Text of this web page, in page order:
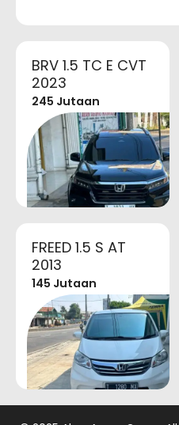
BRV 1.5 TC E CVT
2023
245 Jutaan
FREED 1.5 S AT
2013
145 Jutaan